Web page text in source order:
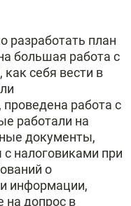
разработать план
большая работа с
себя вести в
работа с
работали на
документы,
налоговиками при
о
информации,
на допрос в